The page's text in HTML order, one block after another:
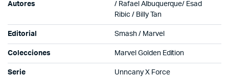
Autores
/ Rafael Albuquerque/ Esad
Ribic / Billy Tan
Editorial Smash / Marvel
Colecciones Marvel Golden Edition
Serie Unncany X Force